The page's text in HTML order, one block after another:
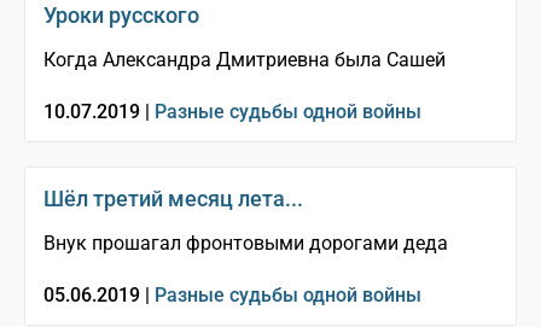
Уроки русского
Когда Александра Дмитриевна была Сашей
10.07.2019 | Разные судьбы одной войны
Шёл третий месяц лета...
Внук прошагал фронтовыми дорогами деда
05.06.2019 | Разные судьбы одной войны